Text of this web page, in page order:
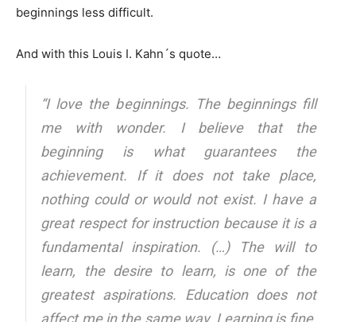
beginnings less difficult.
And with this Louis I. Kahn´s quote…
“I love the beginnings. The beginnings fill
me with wonder. I believe that the
beginning is what guarantees the
achievement. If it does not take place,
nothing could or would not exist. I have a
great respect for instruction because it is a
fundamental inspiration. (…) The will to
learn, the desire to learn, is one of the
greatest aspirations. Education does not
affect me in the same way. Learning is fine,